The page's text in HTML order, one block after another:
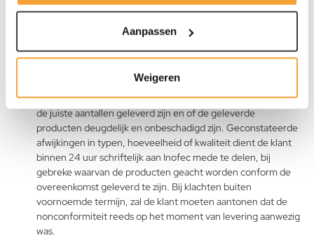
Aanpassen
Weigeren
indien dat door Inofec uitgevoerd wordt) komen de
producten voor risico van de klant, ook indien de eigendom
van de producten op dat moment nog niet is overgegaan op
de klant.
afgeleverde producten aan de overeenkomst voldoen. In dat
kader dient de klant te controleren of de juiste producten in
de juiste aantallen geleverd zijn en of de geleverde
producten deugdelijk en onbeschadigd zijn. Geconstateerde
afwijkingen in typen, hoeveelheid of kwaliteit dient de klant
binnen 24 uur schriftelijk aan Inofec mede te delen, bij
gebreke waarvan de producten geacht worden conform de
overeenkomst geleverd te zijn. Bij klachten buiten
voornoemde termijn, zal de klant moeten aantonen dat de
nonconformiteit reeds op het moment van levering aanwezig
was.